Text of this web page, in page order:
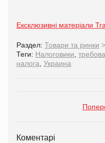
Ексклюзивні матеріали
Раздел: Товари та ринки >
Теги: Налоговики
налога Украина
Коментарі